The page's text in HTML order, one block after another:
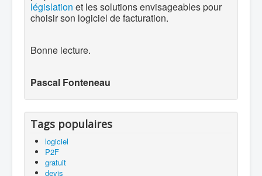
législation et les solutions envisageables pour
choisir son logiciel de facturation.
Bonne lecture.
Pascal Fonteneau
Tags populaires
logiciel
P2F
gratuit
devis